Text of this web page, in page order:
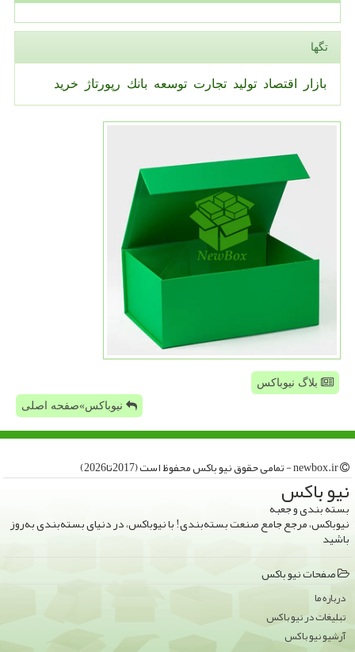
تگها
بازار اقتصاد تولید تجارت توسعه بانك رپورتاژ خرید
بلاگ نیوباکس
نیوباکس»صفحه اصلی
نیو باكس
بسته بندی و جعبه
نیوباکس، مرجع جامع صنعت بسته‌بندی! با نیوباکس، در دنیای بسته‌بندی به‌روز
باشید
صفحات نیو باكس
درباره ما
تبلیغات در نیو باكس
آرشیو نیو باكس